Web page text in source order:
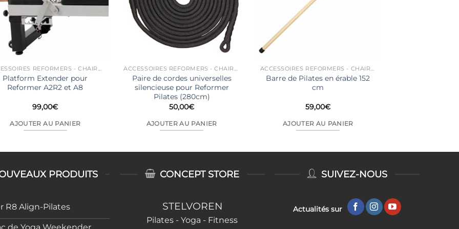
ACCESSOIRES REFORMERS - CHAIRS...
Platform Extender pour
Reformer A2R2 et A8
99,00€
AJOUTER AU PANIER
ACCESSOIRES REFORMERS - CHAIRS...
Paire de cordes universelles
silencieuse pour Reformer
Pilates (280cm)
50,00€
AJOUTER AU PANIER
ACCESSOIRES REFORMERS - CHAIRS...
Barre de Pilates en érable 152
cm
59,00€
AJOUTER AU PANIER
PRODUITS
R8 Align-Pilates
CONCEPT STORE
STELVOREN
Pilates - Yoga - Fitness
SUIVEZ-NOUS
Actualités sur